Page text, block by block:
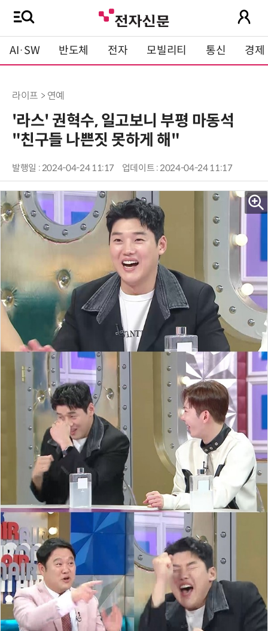
AI·SW 반도체 전자 모빌리티 통신 경제
라이프 > 연예
'라스' 권혁수, 일고보니 부평 마동석
"친구들 나쁜짓 못하게 해"
발행일 : 2024-04-24 11:17 업데이트 : 2024-04-24 11:17